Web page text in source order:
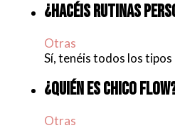
¿HACÉIS RUTINAS
Otras
Sí, tenéis todos los
¿QUIÉN ES CHICO
Otras